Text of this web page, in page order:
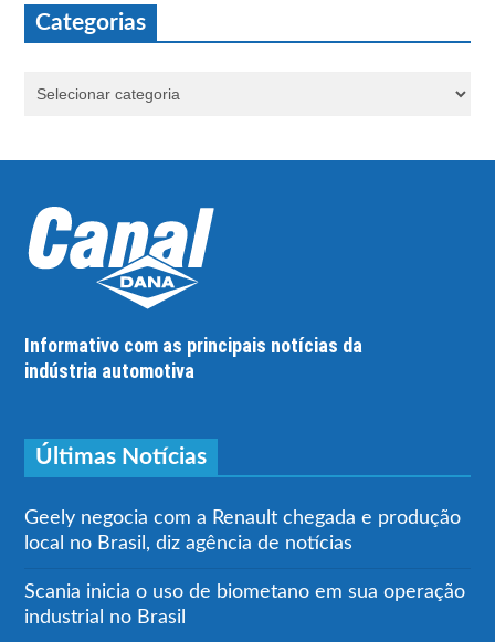
Categorias
Informativo com as principais notícias da
indústria automotiva
Últimas Notícias
Geely negocia com a Renault chegada e produção
local no Brasil, diz agência de notícias
Scania inicia o uso de biometano em sua operação
industrial no Brasil